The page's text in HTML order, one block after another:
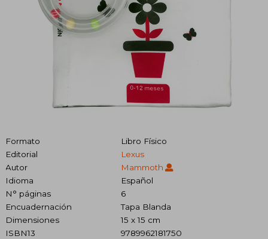
Formato
Libro Físico
Editorial
Lexus
Autor
Mammoth
Idioma
Español
N° páginas
6
Encuadernación
Tapa Blanda
Dimensiones
15 x 15 cm
ISBN13
9789962181750